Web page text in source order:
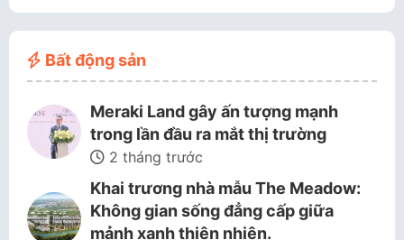
Bất động sản
Meraki Land gây ấn tượng mạnh
trong lần đầu ra mắt thị trường
2 tháng trước
Khai trương nhà mẫu The Meadow:
Không gian sống đẳng cấp giữa
mảnh xanh thiên nhiên.